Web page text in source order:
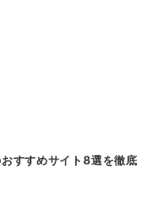
すすめサイト8選を徹底